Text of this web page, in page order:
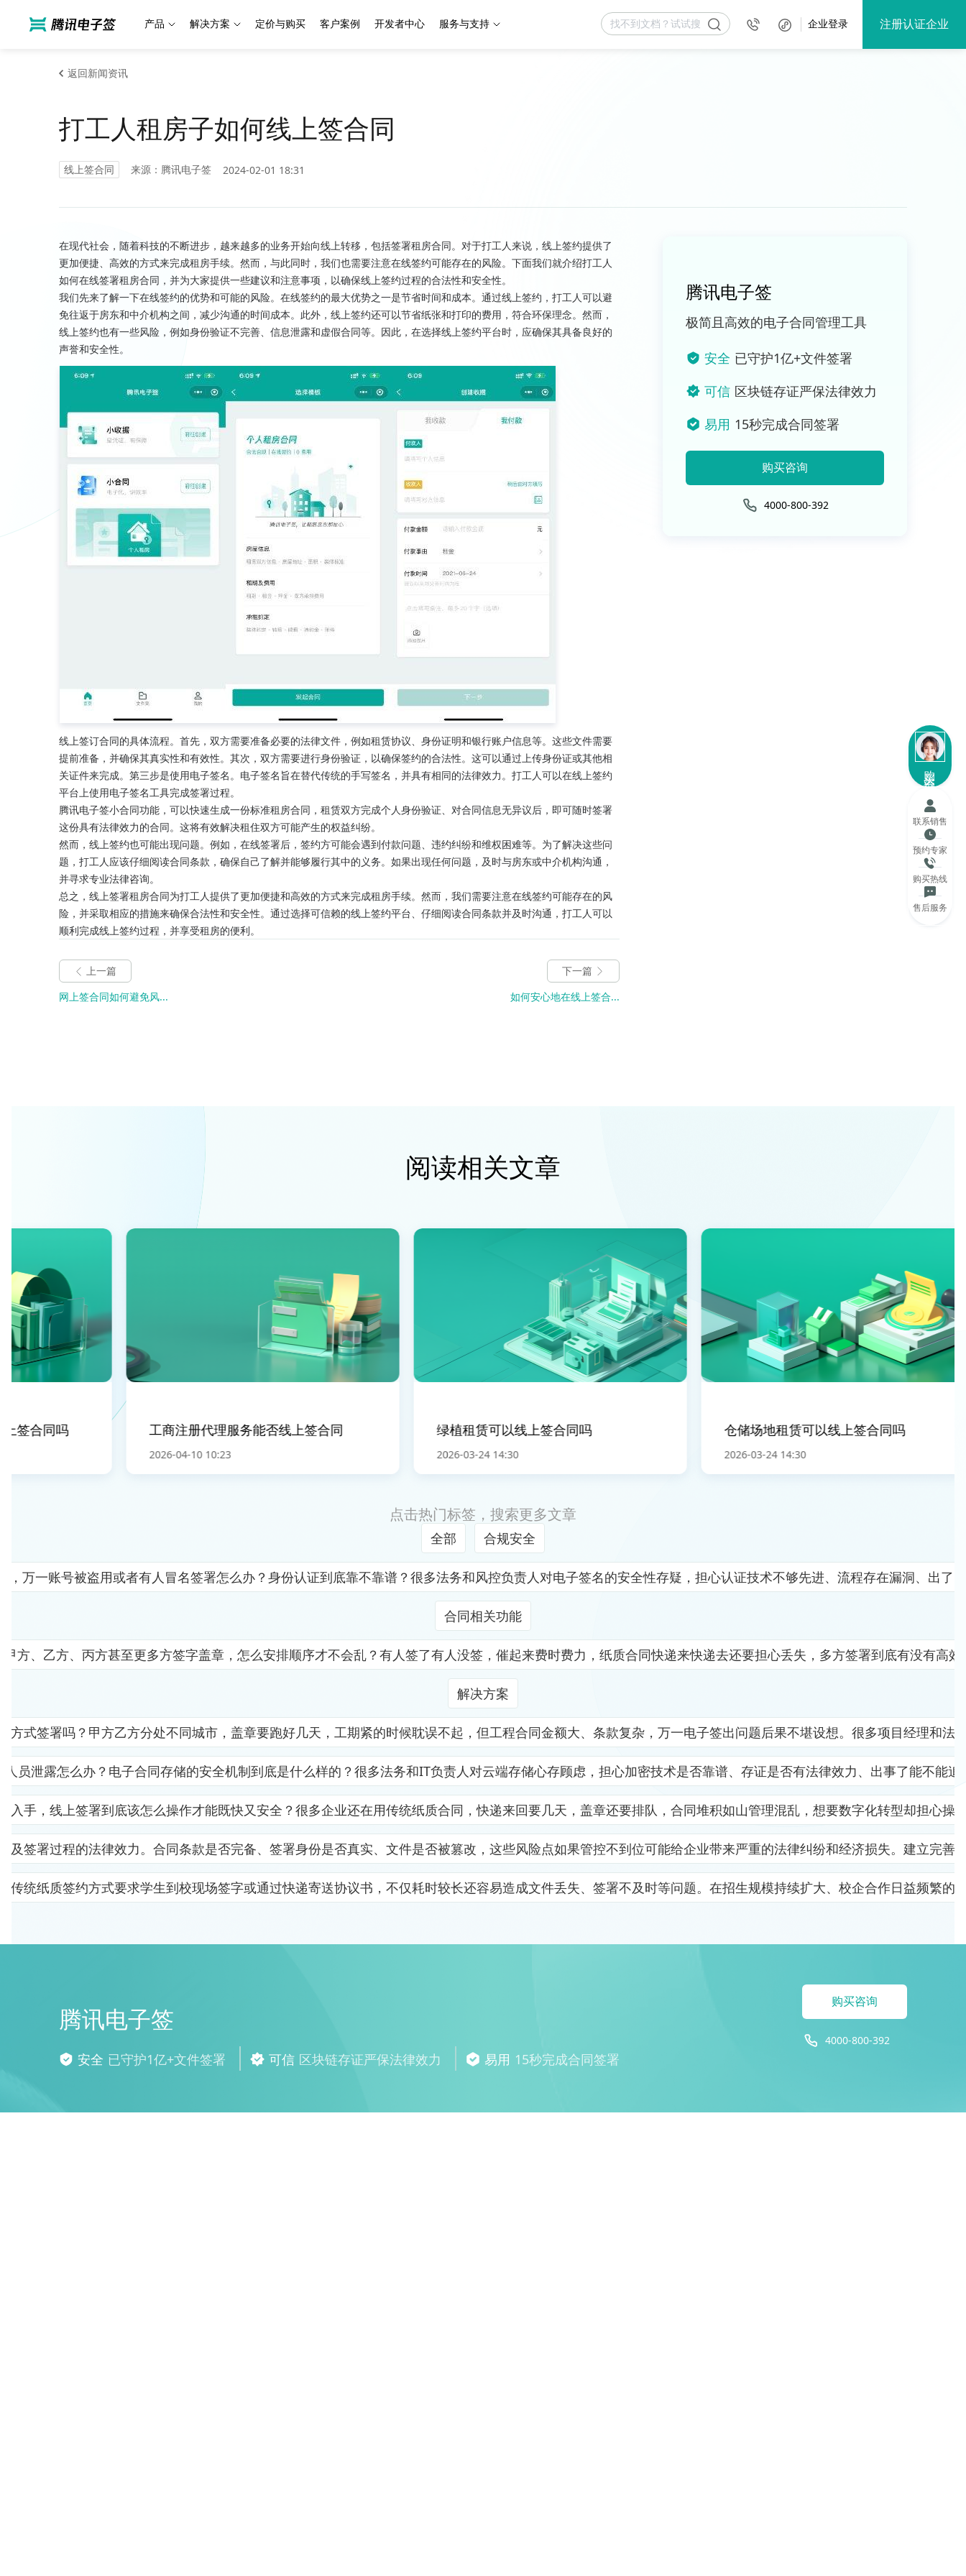
产品 解决方案 定价与购买 客户案例 开发者中心 服务与支持 企业登录 注册认证企业
返回新闻资讯
打工人租房子如何线上签合同
线上签合同 来源：腾讯电子签 2024-02-01 18:31
在现代社会，随着科技的不断进步，越来越多的业务开始向线上转移，包括签署租房合同。对于打工人来说，线上签约提供了
更加便捷、高效的方式来完成租房手续。然而，与此同时，我们也需要注意在线签约可能存在的风险。下面我们就介绍打工人
如何在线签署租房合同，并为大家提供一些建议和注意事项，以确保线上签约过程的合法性和安全性。
我们先来了解一下在线签约的优势和可能的风险。在线签约的最大优势之一是节省时间和成本。通过线上签约，打工人可以避
免往返于房东和中介机构之间，减少沟通的时间成本。此外，线上签约还可以节省纸张和打印的费用，符合环保理念。然而，
线上签约也有一些风险，例如身份验证不完善、信息泄露和虚假合同等。因此，在选择线上签约平台时，应确保其具备良好的
声誉和安全性。
线上签订合同的具体流程。首先，双方需要准备必要的法律文件，例如租赁协议、身份证明和银行账户信息等。这些文件需要
提前准备，并确保其真实性和有效性。其次，双方需要进行身份验证，以确保签约的合法性。这可以通过上传身份证或其他相
关证件来完成。第三步是使用电子签名。电子签名旨在替代传统的手写签名，并具有相同的法律效力。打工人可以在线上签约
平台上使用电子签名工具完成签署过程。
腾讯电子签小合同功能，可以快速生成一份标准租房合同，租赁双方完成个人身份验证、对合同信息无异议后，即可随时签署
这份具有法律效力的合同。这将有效解决租住双方可能产生的权益纠纷。
然而，线上签约也可能出现问题。例如，在线签署后，签约方可能会遇到付款问题、违约纠纷和维权困难等。为了解决这些问
题，打工人应该仔细阅读合同条款，确保自己了解并能够履行其中的义务。如果出现任何问题，及时与房东或中介机构沟通，
并寻求专业法律咨询。
总之，线上签署租房合同为打工人提供了更加便捷和高效的方式来完成租房手续。然而，我们需要注意在线签约可能存在的风
险，并采取相应的措施来确保合法性和安全性。通过选择可信赖的线上签约平台、仔细阅读合同条款并及时沟通，打工人可以
顺利完成线上签约过程，并享受租房的便利。
上一篇
网上签合同如何避免风...
下一篇
如何安心地在线上签合...
腾讯电子签
极简且高效的电子合同管理工具
安全 已守护1亿+文件签署
可信 区块链存证严保法律效力
易用 15秒完成合同签署
购买咨询
4000-800-392
阅读相关文章
合同吗 工商注册代理服务能否线上签合同
2026-04-10 10:23
绿植租赁可以线上签合同吗
2026-03-24 14:30
仓储场地租赁可以线上签合同吗
2026-03-24 14:30
点击热门标签，搜索更多文章
全部 合规安全
万一账号被盗用或者有人冒名签署怎么办？身份认证到底靠不靠谱？很多法务和风控负责人对电子签名的安全性存疑，担心认证技术不够先进、流程存在漏洞、出了
合同相关功能
方、乙方、丙方甚至更多方签字盖章，怎么安排顺序才不会乱？有人签了有人没签，催起来费时费力，纸质合同快递来快递去还要担心丢失，多方签署到底有没有高
解决方案
方式签署吗？甲方乙方分处不同城市，盖章要跑好几天，工期紧的时候耽误不起，但工程合同金额大、条款复杂，万一电子签出问题后果不堪设想。很多项目经理和法
员泄露怎么办？电子合同存储的安全机制到底是什么样的？很多法务和IT负责人对云端存储心存顾虑，担心加密技术是否靠谱、存证是否有法律效力、出事了能不能
入手，线上签署到底该怎么操作才能既快又安全？很多企业还在用传统纸质合同，快递来回要几天，盖章还要排队，合同堆积如山管理混乱，想要数字化转型却担心操
签署过程的法律效力。合同条款是否完备、签署身份是否真实、文件是否被篡改，这些风险点如果管控不到位可能给企业带来严重的法律纠纷和经济损失。建立完
统纸质签约方式要求学生到校现场签字或通过快递寄送协议书，不仅耗时较长还容易造成文件丢失、签署不及时等问题。在招生规模持续扩大、校企合作日益频繁
腾讯电子签
安全 已守护1亿+文件签署 可信 区块链存证严保法律效力 易用 15秒完成合同签署
购买咨询
4000-800-392
购买咨询
联系销售
预约专家
购买热线
售后服务